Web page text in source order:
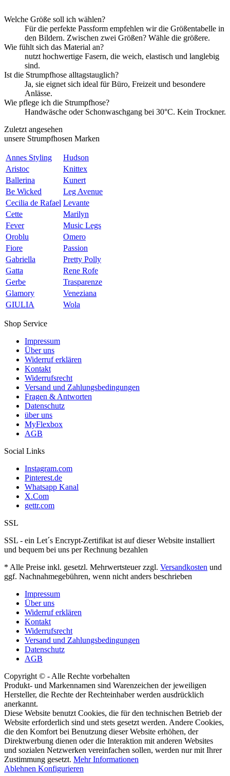
Welche Größe soll ich wählen?
Für die perfekte Passform empfehlen wir die Größentabelle in
den Bildern. Zwischen zwei Größen? Wähle die größere.
Wie fühlt sich das Material an?
nutzt hochwertige Fasern, die weich, elastisch und langlebig
sind.
Ist die Strumpfhose alltagstauglich?
Ja, sie eignet sich ideal für Büro, Freizeit und besondere
Anlässe.
Wie pflege ich die Strumpfhose?
Handwäsche oder Schonwaschgang bei 30°C. Kein Trockner.
Zuletzt angesehen
unsere Strumpfhosen Marken
Annes Styling
Hudson
Aristoc
Knittex
Ballerina
Kunert
Be Wicked
Leg Avenue
Cecilia de Rafael Levante
Cette
Marilyn
Fever
Music Legs
Oroblu
Omero
Fiore
Passion
Gabriella
Pretty Polly
Gatta
Rene Rofe
Gerbe
Trasparenze
Glamory
Veneziana
GIULIA
Wola
Shop Service
Impressum
Über uns
Widerruf erklären
Kontakt
Widerrufsrecht
Versand und Zahlungsbedingungen
Fragen & Antworten
Datenschutz
über uns
MyFlexbox
AGB
Social Links
Instagram.com
Pinterest.de
Whatsapp Kanal
X.Com
gettr.com
SSL
SSL - ein Let´s Encrypt-Zertifikat ist auf dieser Website installiert
und bequem bei uns per Rechnung bezahlen
* Alle Preise inkl. gesetzl. Mehrwertsteuer zzgl. Versandkosten und
ggf. Nachnahmegebühren, wenn nicht anders beschrieben
Impressum
Über uns
Widerruf erklären
Kontakt
Widerrufsrecht
Versand und Zahlungsbedingungen
Datenschutz
AGB
Copyright © - Alle Rechte vorbehalten
Produkt- und Markennamen sind Warenzeichen der jeweiligen
Hersteller, die Rechte der Rechteinhaber werden ausdrücklich
anerkannt.
Diese Website benutzt Cookies, die für den technischen Betrieb der
Website erforderlich sind und stets gesetzt werden. Andere Cookies,
die den Komfort bei Benutzung dieser Website erhöhen, der
Direktwerbung dienen oder die Interaktion mit anderen Websites
und sozialen Netzwerken vereinfachen sollen, werden nur mit Ihrer
Zustimmung gesetzt. Mehr Informationen
Ablehnen Konfigurieren